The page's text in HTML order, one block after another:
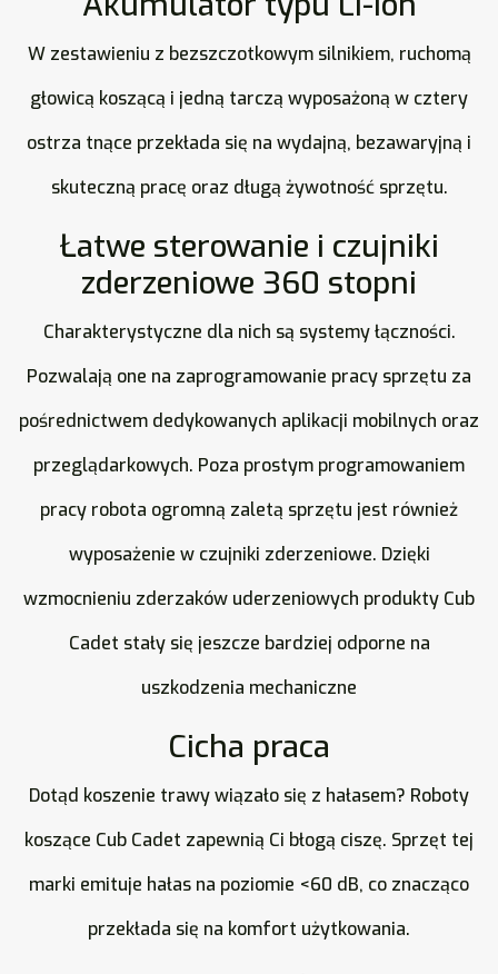
W zestawieniu z bezszczotkowym silnikiem, ruchomą
głowicą koszącą i jedną tarczą wyposażoną w cztery
ostrza tnące przekłada się na wydajną, bezawaryjną i
skuteczną pracę oraz długą żywotność sprzętu.
Łatwe sterowanie i czujniki
zderzeniowe 360 stopni
Charakterystyczne dla nich są systemy łączności.
Pozwalają one na zaprogramowanie pracy sprzętu za
pośrednictwem dedykowanych aplikacji mobilnych oraz
przeglądarkowych. Poza prostym programowaniem
pracy robota ogromną zaletą sprzętu jest również
wyposażenie w czujniki zderzeniowe. Dzięki
wzmocnieniu zderzaków uderzeniowych produkty Cub
Cadet stały się jeszcze bardziej odporne na
uszkodzenia mechaniczne
Cicha praca
Dotąd koszenie trawy wiązało się z hałasem? Roboty
koszące Cub Cadet zapewnią Ci błogą ciszę. Sprzęt tej
marki emituje hałas na poziomie <60 dB, co znacząco
przekłada się na komfort użytkowania.